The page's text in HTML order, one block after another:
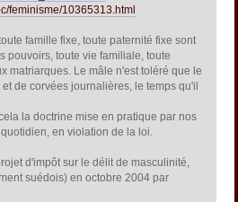
feminisme/10365313.html
famille fixe, toute paternité fixe sont
pouvoirs, toute vie familiale, toute
matriarques. Le mâle n'est toléré que le
de corvées journalières, le temps qu'il
la doctrine mise en pratique par nos
en violation de la loi.
d'impôt sur le délit de masculinité,
suédois) en octobre 2004 par